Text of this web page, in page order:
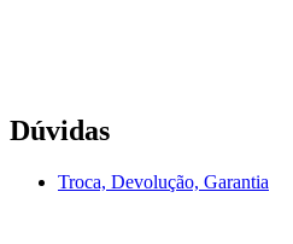
Dúvidas
Troca, Devolução, Garantia